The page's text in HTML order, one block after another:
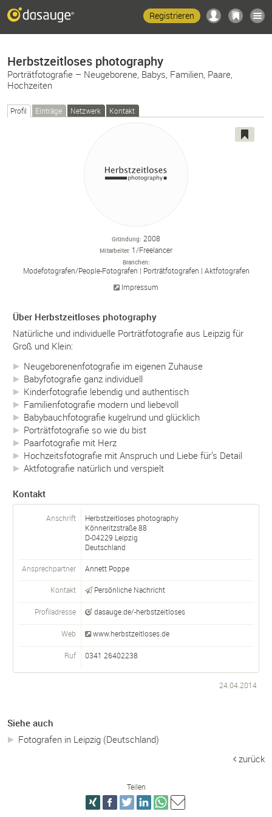
Registrieren
Herbstzeitloses photography
Porträtfotografie – Neugeborene, Babys, Familien, Paare,
Hochzeiten
Profil Einträge Netzwerk Kontakt
Gründung 2008
Mitarbeiter 1/Freelancer
Branchen
Modefotografen/People-Fotografen Porträtfotografen
Aktfotografen
Impressum
Über Herbstzeitloses photography
Natürliche und individuelle Porträtfotografie aus Leipzig für
Groß und Klein:
Neugeborenenfotografie im eigenen Zuhause
Babyfotografie ganz individuell
Kinderfotografie lebendig und authentisch
Familienfotografie modern und liebevoll
Babybauchfotografie kugelrund und glücklich
Porträtfotografie so wie du bist
Paarfotografie mit Herz
Hochzeitsfotografie mit Anspruch und Liebe für’s Detail
Aktfotografie natürlich und verspielt
Kontakt
Anschrift
Herbstzeitloses photography
Könneritzstraße 88
D-04229 Leipzig
Deutschland
Ansprechpartner Annett Poppe
Kontakt Persönliche Nachricht
Profiladresse dasauge.de/-herbstzeitloses
Web www.herbstzeitloses.de
Ruf 0341 26402238
24.04.2014
Siehe auch
Fotografen in Leipzig (Deutschland)
zurück
Teilen